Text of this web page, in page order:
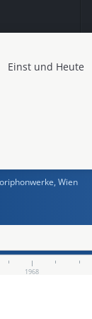
Einst und Heute
Wien
1968